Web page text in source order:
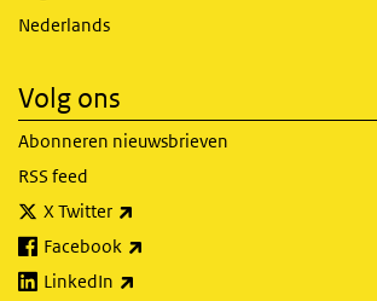
Nederlands
Volg ons
Abonneren nieuwsbrieven
RSS feed
X Twitter
Facebook
LinkedIn